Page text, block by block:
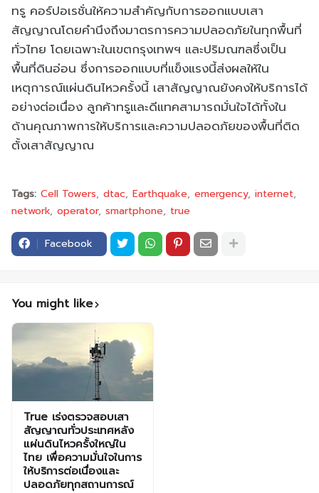
ทรู คอร์ปอเรชั่นให้ความสำคัญกับการออกแบบเสา
สัญญาณโดยคำนึงถึงมาตรการความปลอดภัยในทุกพื้นที่
ทั่วไทย โดยเฉพาะในเขตกรุงเทพฯ และปริมณฑลซึ่งเป็น
พื้นที่ดินอ่อน ซึ่งการออกแบบที่แข็งแรงนี้ส่งผลให้ใน
เหตุการณ์แผ่นดินไหวครั้งนี้ เสาสัญญาณยังคงให้บริการได้
อย่างต่อเนื่อง ลูกค้าทรูและดีแทคสามารถมั่นใจได้ทั้งใน
ด้านคุณภาพการให้บริการและความปลอดภัยของพื้นที่ติด
ตั้งเสาสัญญาณ
Tags: Cell Towers dtac Earthquake emergency internet
network operator smartphone true
Facebook
You might like
True เร่งตรวจสอบเสา
สัญญาณทั่วประเทศหลัง
แผ่นดินไหวครั้งใหญ่ใน
ไทย เพื่อความมั่นใจในการ
ให้บริการต่อเนื่องและ
ปลอดภัยทุกสถานการณ์